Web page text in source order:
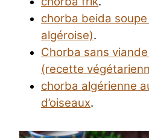
chorba beida
algéroise).
Chorba sans
(recette
chorba algérienne
d’oiseaux.